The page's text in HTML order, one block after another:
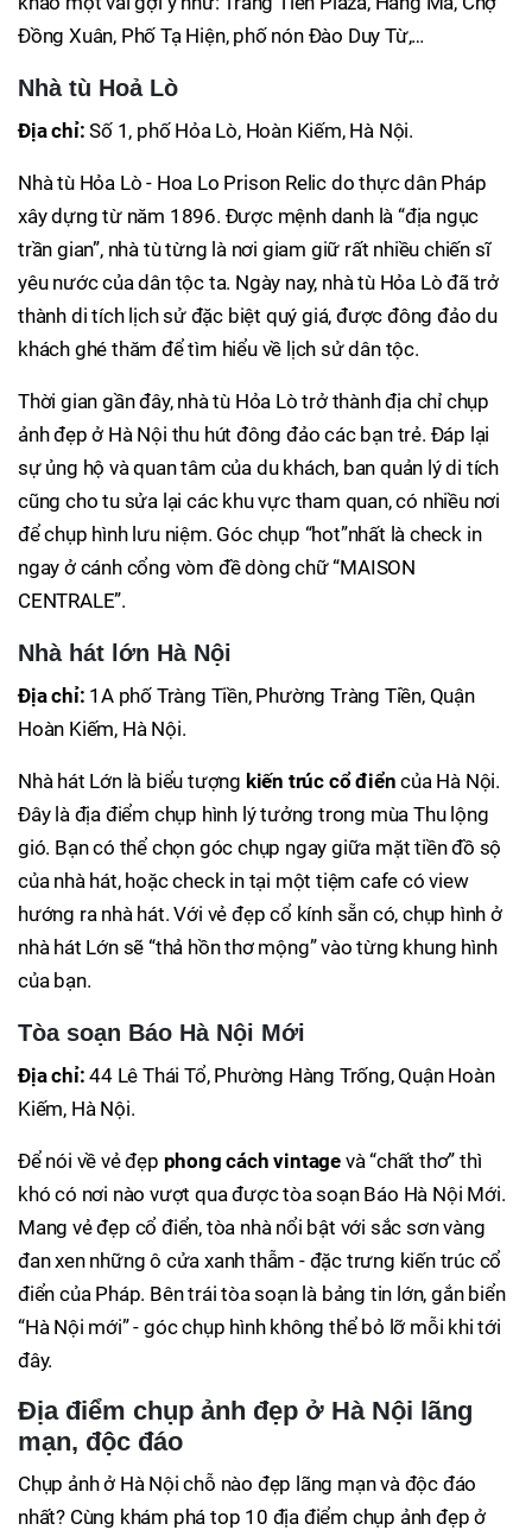
Đồng Xuân, Phố Tạ Hiện, phố nón Đào Duy Từ,…
Nhà tù Hoả Lò
Địa chỉ: Số 1, phố Hỏa Lò, Hoàn Kiếm, Hà Nội.
Nhà tù Hỏa Lò - Hoa Lo Prison Relic do thực dân Pháp
xây dựng từ năm 1896. Được mệnh danh là “địa ngục
trần gian”, nhà tù từng là nơi giam giữ rất nhiều chiến sĩ
yêu nước của dân tộc ta. Ngày nay, nhà tù Hỏa Lò đã trở
thành di tích lịch sử đặc biệt quý giá, được đông đảo du
khách ghé thăm để tìm hiểu về lịch sử dân tộc.
Thời gian gần đây, nhà tù Hỏa Lò trở thành địa chỉ chụp
ảnh đẹp ở Hà Nội thu hút đông đảo các bạn trẻ. Đáp lại
sự ủng hộ và quan tâm của du khách, ban quản lý di tích
cũng cho tu sửa lại các khu vực tham quan, có nhiều nơi
để chụp hình lưu niệm. Góc chụp “hot”nhất là check in
ngay ở cánh cổng vòm đề dòng chữ “MAISON
CENTRALE”.
Nhà hát lớn Hà Nội
Địa chỉ: 1A phố Tràng Tiền, Phường Tràng Tiền, Quận
Hoàn Kiếm, Hà Nội.
Nhà hát Lớn là biểu tượng kiến trúc cổ điển của Hà Nội.
Đây là địa điểm chụp hình lý tưởng trong mùa Thu lộng
gió. Bạn có thể chọn góc chụp ngay giữa mặt tiền đồ sộ
của nhà hát, hoặc check in tại một tiệm cafe có view
hướng ra nhà hát. Với vẻ đẹp cổ kính sẵn có, chụp hình ở
nhà hát Lớn sẽ “thả hồn thơ mộng” vào từng khung hình
của bạn.
Tòa soạn Báo Hà Nội Mới
Địa chỉ:44 Lê Thái Tổ, Phường Hàng Trống, Quận Hoàn
Kiếm, Hà Nội.
Để nói về vẻ đẹp phong cách vintage và “chất thơ” thì
khó có nơi nào vượt qua được tòa soạn Báo Hà Nội Mới.
Mang vẻ đẹp cổ điển, tòa nhà nổi bật với sắc sơn vàng
đan xen những ô cửa xanh thẫm - đặc trưng kiến trúc cổ
điển của Pháp. Bên trái tòa soạn là bảng tin lớn, gắn biển
“Hà Nội mới” - góc chụp hình không thể bỏ lỡ mỗi khi tới
đây.
Địa điểm chụp ảnh đẹp ở Hà Nội lãng
mạn, độc đáo
Chụp ảnh ở Hà Nội chỗ nào đẹp lãng mạn và độc đáo
nhất? Cùng khám phá top 10 địa điểm chụp ảnh đẹp ở